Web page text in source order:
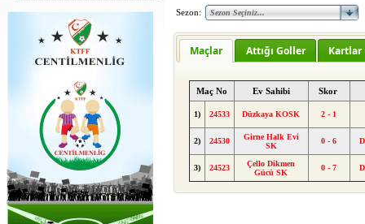
Sezon:
Maçlar Attığı Goller Kartlar
Maç No Ev Sahibi Skor
1) 24533 Düzkaya KOSK 2 - 1
2) 24530
Girne Halk Evi
SK
0 - 6
3) 24523
Çello Dikmen
Gücü SK
0 - 7